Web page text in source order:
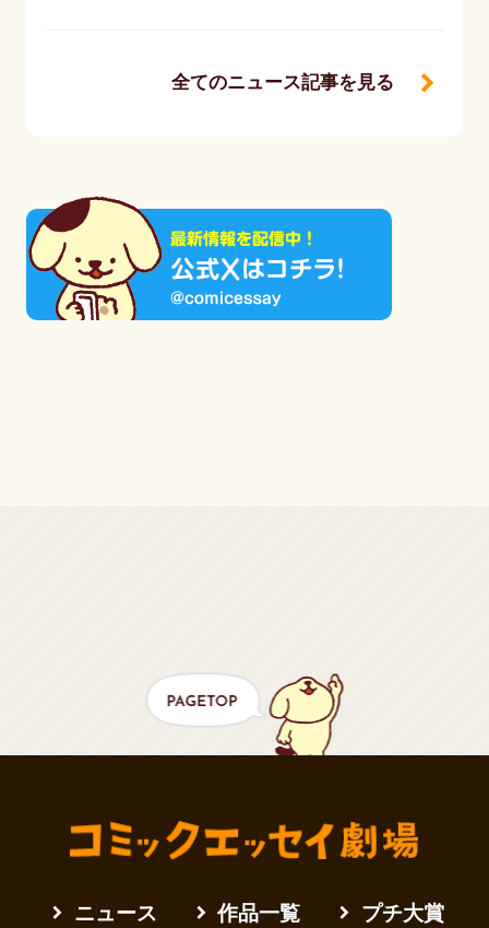
全てのニュース記事を見る
ニュース 作品一覧 プチ大賞